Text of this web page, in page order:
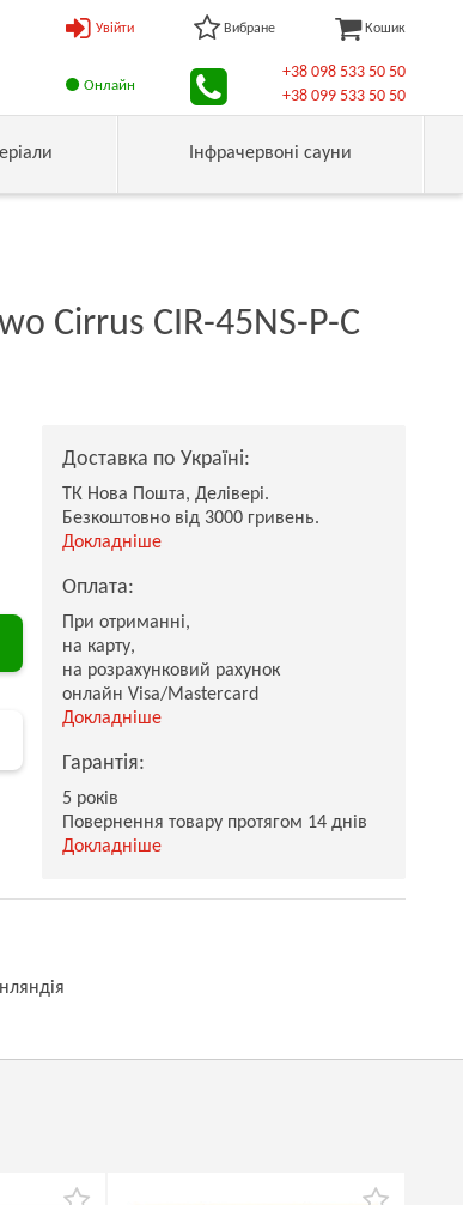
Увійти Вибране Кошик
Онлайн
+38 098 533 50 50
+38 099 533 50 50
Інфрачервоні сауни
Cirrus CIR-45NS-P-C
Доставка по Україні:
ТК Нова Пошта, Делівері.
Безкоштовно від 3000 гривень.
Докладніше
Оплата:
При отриманні,
на карту,
на розрахунковий рахунок
онлайн Visa/Mastercard
Докладніше
Гарантія:
5 років
Повернення товару протягом 14 днів
Докладніше